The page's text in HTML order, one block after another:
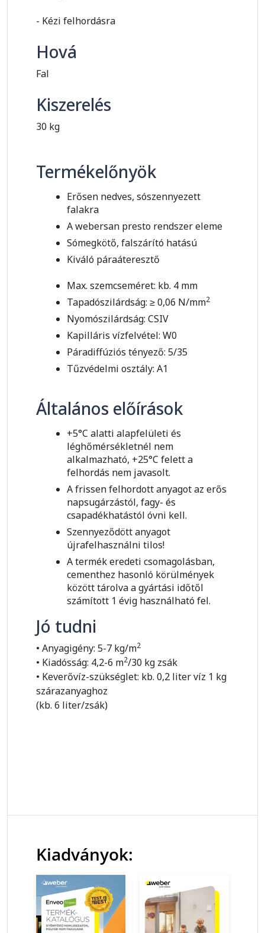
- Kézi felhordásra
Hová
Fal
Kiszerelés
30 kg
Termékelőnyök
Erősen nedves, sószennyezett
falakra
A webersan presto rendszer eleme
Sómegkötő, falszárító hatású
Kiváló páraáteresztő
Max. szemcseméret: kb. 4 mm
Tapadószilárdság: ≥ 0,06 N/mm2
Nyomószilárdság: CSIV
Kapilláris vízfelvétel: W0
Páradiffúziós tényező: 5/35
Tűzvédelmi osztály: A1
Általános előírások
+5°C alatti alapfelületi és
léghőmérsékletnél nem
alkalmazható, +25°C felett a
felhordás nem javasolt.
A frissen felhordott anyagot az erős
napsugárzástól, fagy- és
csapadékhatástól óvni kell.
Szennyeződött anyagot
újrafelhasználni tilos!
A termék eredeti csomagolásban,
cementhez hasonló körülmények
között tárolva a gyártási időtől
számított 1 évig használható fel.
Jó tudni
• Anyagigény: 5-7 kg/m2
• Kiadósság: 4,2-6 m2/30 kg zsák
• Keverővíz-szükséglet: kb. 0,2 liter víz 1 kg
szárazanyaghoz
(kb. 6 liter/zsák)
Kiadványok: